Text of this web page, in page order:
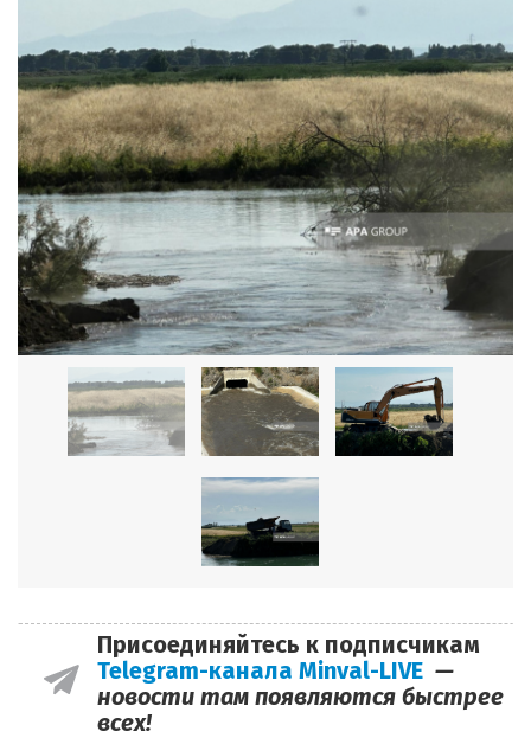
Присоединяйтесь к подписчикам
Telegram-канала Minval-LIVE —
новости там появляются быстрее
всех!